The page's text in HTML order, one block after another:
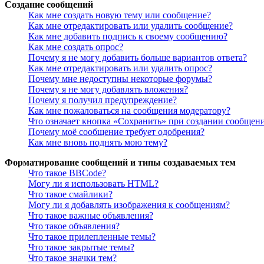
Создание сообщений
Как мне создать новую тему или сообщение?
Как мне отредактировать или удалить сообщение?
Как мне добавить подпись к своему сообщению?
Как мне создать опрос?
Почему я не могу добавить больше вариантов ответа?
Как мне отредактировать или удалить опрос?
Почему мне недоступны некоторые форумы?
Почему я не могу добавлять вложения?
Почему я получил предупреждение?
Как мне пожаловаться на сообщения модератору?
Что означает кнопка «Сохранить» при создании
Почему моё сообщение требует одобрения?
Как мне вновь поднять мою тему?
Форматирование сообщений и типы создаваемых тем
Что такое BBCode?
Могу ли я использовать HTML?
Что такое смайлики?
Могу ли я добавлять изображения к сообщениям?
Что такое важные объявления?
Что такое объявления?
Что такое прилепленные темы?
Что такое закрытые темы?
Что такое значки тем?